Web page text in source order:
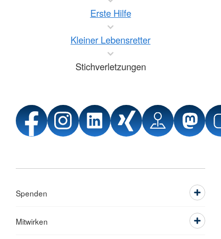
Erste Hilfe
Kleiner Lebensretter
Stichverletzungen
Spenden
Mitwirken